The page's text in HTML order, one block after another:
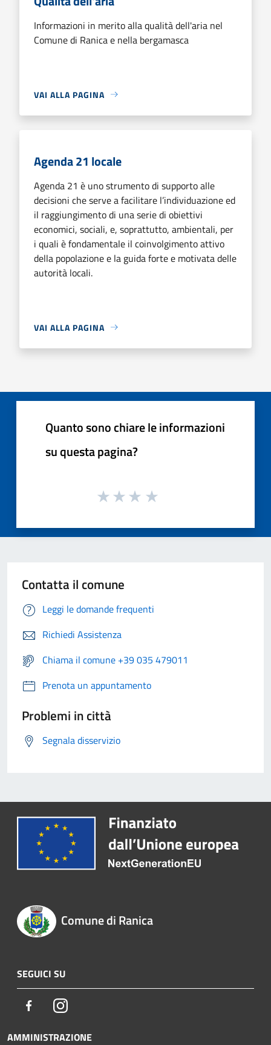
Informazioni in merito alla qualità dell'aria nel
Comune di Ranica e nella bergamasca
VAI ALLA PAGINA
Agenda 21 locale
Agenda 21 è uno strumento di supporto alle
decisioni che serve a facilitare l’individuazione ed
il raggiungimento di una serie di obiettivi
economici, sociali, e, soprattutto, ambientali, per
i quali è fondamentale il coinvolgimento attivo
della popolazione e la guida forte e motivata delle
autorità locali.
VAI ALLA PAGINA
Quanto sono chiare le informazioni
su questa pagina?
Contatta il comune
Leggi le domande frequenti
Richiedi Assistenza
Chiama il comune +39 035 479011
Prenota un appuntamento
Problemi in città
Segnala disservizio
Comune di Ranica
SEGUICI SU
FacebookInstagram
AMMINISTRAZIONE